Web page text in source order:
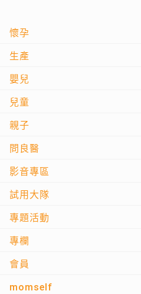
懷孕
生產
嬰兒
兒童
親子
問良醫
影音專區
試用大隊
專題活動
專欄
會員
momself